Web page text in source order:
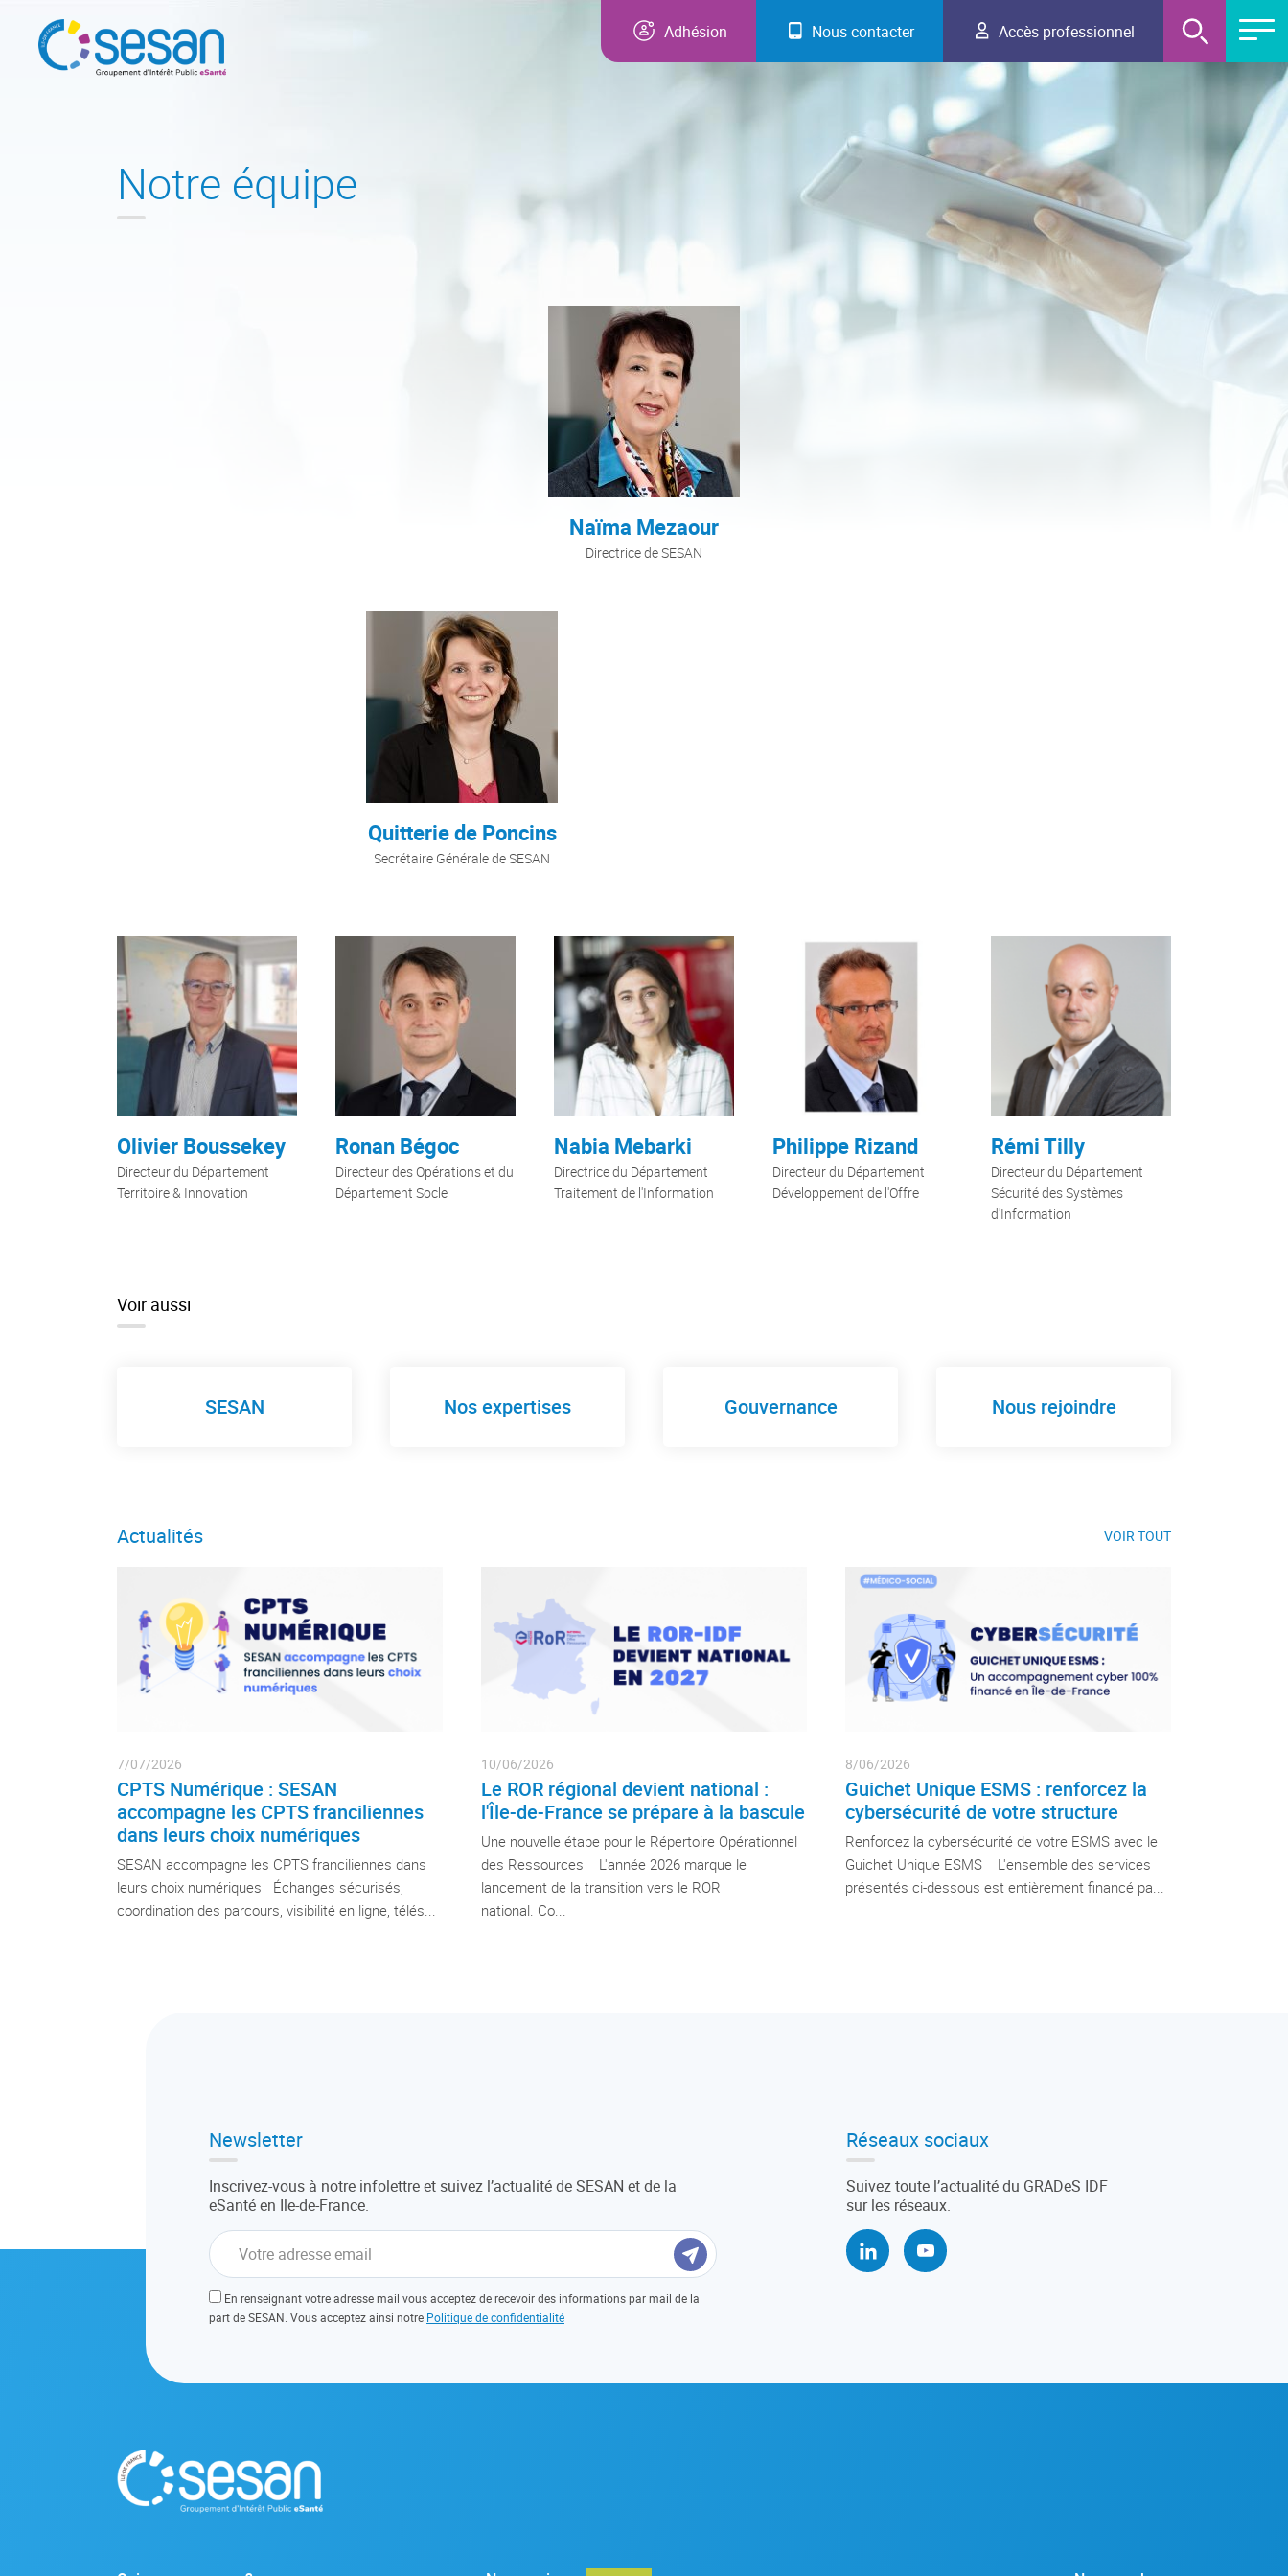
Adhésion Nous contacter Accès professionnel
Notre équipe
Naïma Mezaour
Directrice de SESAN
Quitterie de Poncins
Secrétaire Générale de SESAN
Olivier Boussekey
Directeur du Département
Territoire & Innovation
Ronan Bégoc
Directeur des Opérations et du
Département Socle
Nabia Mebarki
Directrice du Département
Traitement de l'Information
Philippe Rizand
Directeur du Département
Développement de l'Offre
Rémi Tilly
Directeur du Département
Sécurité des Systèmes
d'Information
Voir aussi
SESAN Nos expertises Gouvernance Nous rejoindre
Actualités VOIR TOUT
7/07/2026
CPTS Numérique : SESAN
accompagne les CPTS franciliennes
dans leurs choix numériques
SESAN accompagne les CPTS franciliennes dans
leurs choix numériques Échanges sécurisés,
coordination des parcours, visibilité en ligne, télés...
10/06/2026
Le ROR régional devient national :
l'Île-de-France se prépare à la bascule
Une nouvelle étape pour le Répertoire Opérationnel
des Ressources L'année 2026 marque le
lancement de la transition vers le ROR
national. Co...
8/06/2026
Guichet Unique ESMS : renforcez la
cybersécurité de votre structure
Renforcez la cybersécurité de votre ESMS avec le
Guichet Unique ESMS L'ensemble des services
présentés ci-dessous est entièrement financé pa...
Newsletter
Inscrivez-vous à notre infolettre et suivez l’actualité de SESAN et de la
eSanté en Ile-de-France.
En renseignant votre adresse mail vous acceptez de recevoir des informations par mail de la
part de SESAN. Vous acceptez ainsi notre Politique de confidentialité
Réseaux sociaux
Suivez toute l’actualité du GRADeS IDF
sur les réseaux.